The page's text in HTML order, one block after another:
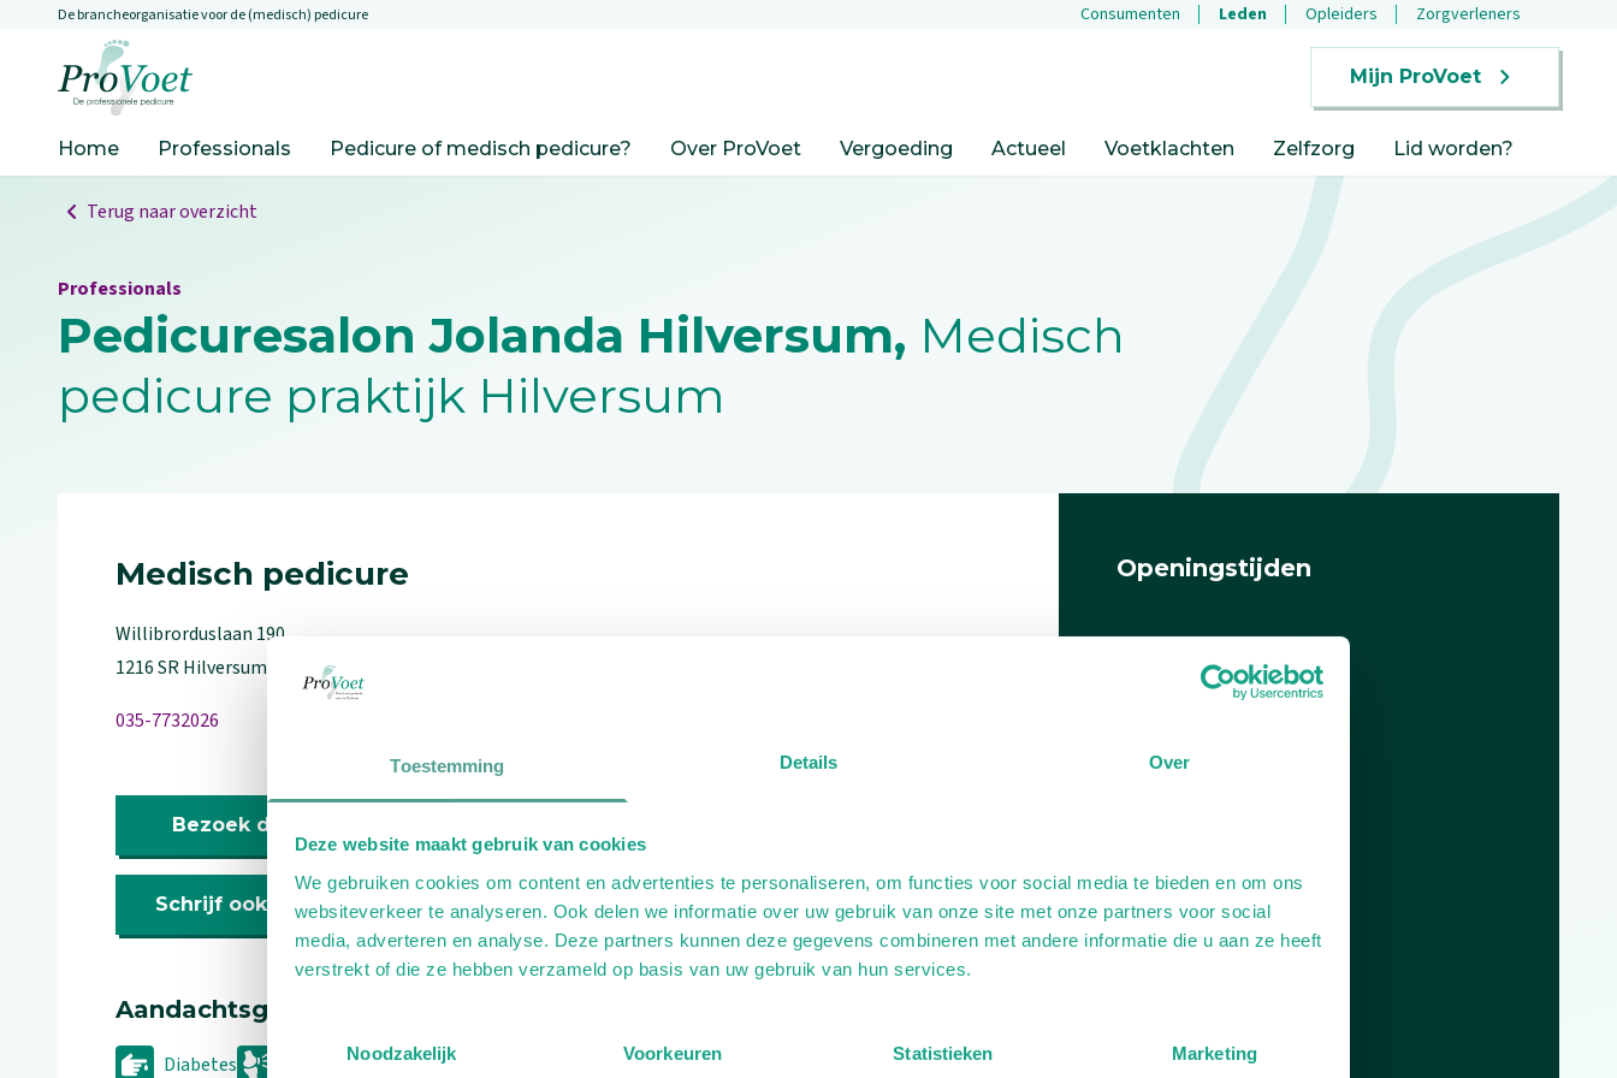
Toestemming Details Over
Deze website maakt gebruik van cookies
We gebruiken cookies om content en advertenties te personaliseren, om functies voor social media te bieden en om ons
websiteverkeer te analyseren. Ook delen we informatie over uw gebruik van onze site met onze partners voor social
media, adverteren en analyse. Deze partners kunnen deze gegevens combineren met andere informatie die u aan ze heeft
verstrekt of die ze hebben verzameld op basis van uw gebruik van hun services.
Toestemmingsselectie
Noodzakelijk
Voorkeuren Statistieken Marketing
Overslaan en naar de inhoud gaan
De brancheorganisatie voor de (medisch) pedicure Consumenten Leden Opleiders Zorgverleners
Mijn ProVoet
Home Professionals Pedicure of medisch pedicure? Over ProVoet Vergoeding Actueel Voetklachten Zelfzorg Lid worden?
Terug naar overzicht
Professionals
Pedicuresalon Jolanda Hilversum, Medisch
pedicure praktijk Hilversum
Medisch pedicure
Willibrorduslaan 190
1216 SRHilversum
035-7732026
Bezoek de website
Schrijf ook een review
Aandachtsgebieden
Diabetes
Openingstijden
Plan je route